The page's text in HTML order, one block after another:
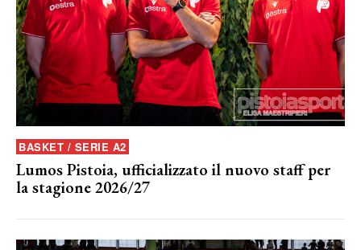
BASKET / SERIE A2
Lumos Pistoia, ufficializzato il nuovo staff per
la stagione 2026/27